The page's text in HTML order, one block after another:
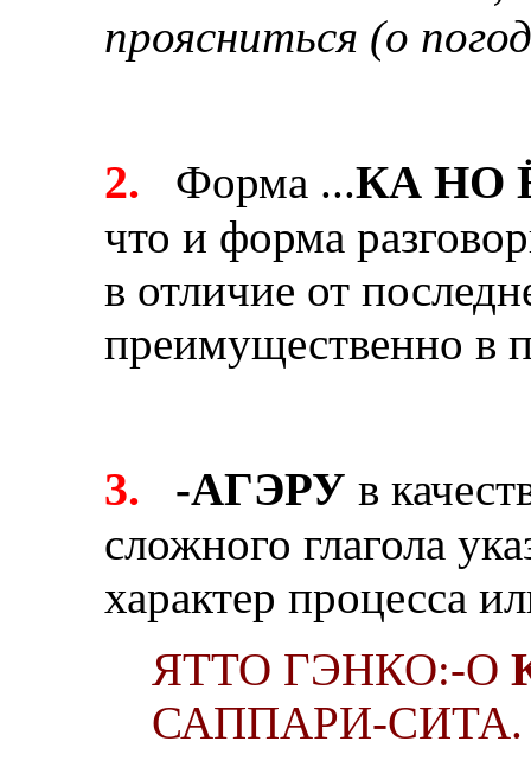
проясниться (о
2. Форма ...КА НО
что и форма
в отличие от
преимущественно в
3. -АГЭРУ в
сложного глагола
характер процесса
ЯТТО ГЭНКО:-О
САППАРИ-СИТА.